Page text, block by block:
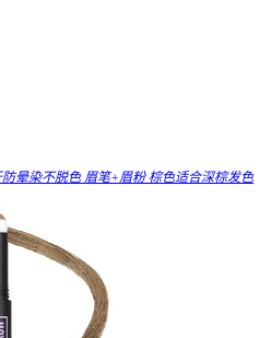
晕染不脱色 眉笔+眉粉 棕色适合深棕发色